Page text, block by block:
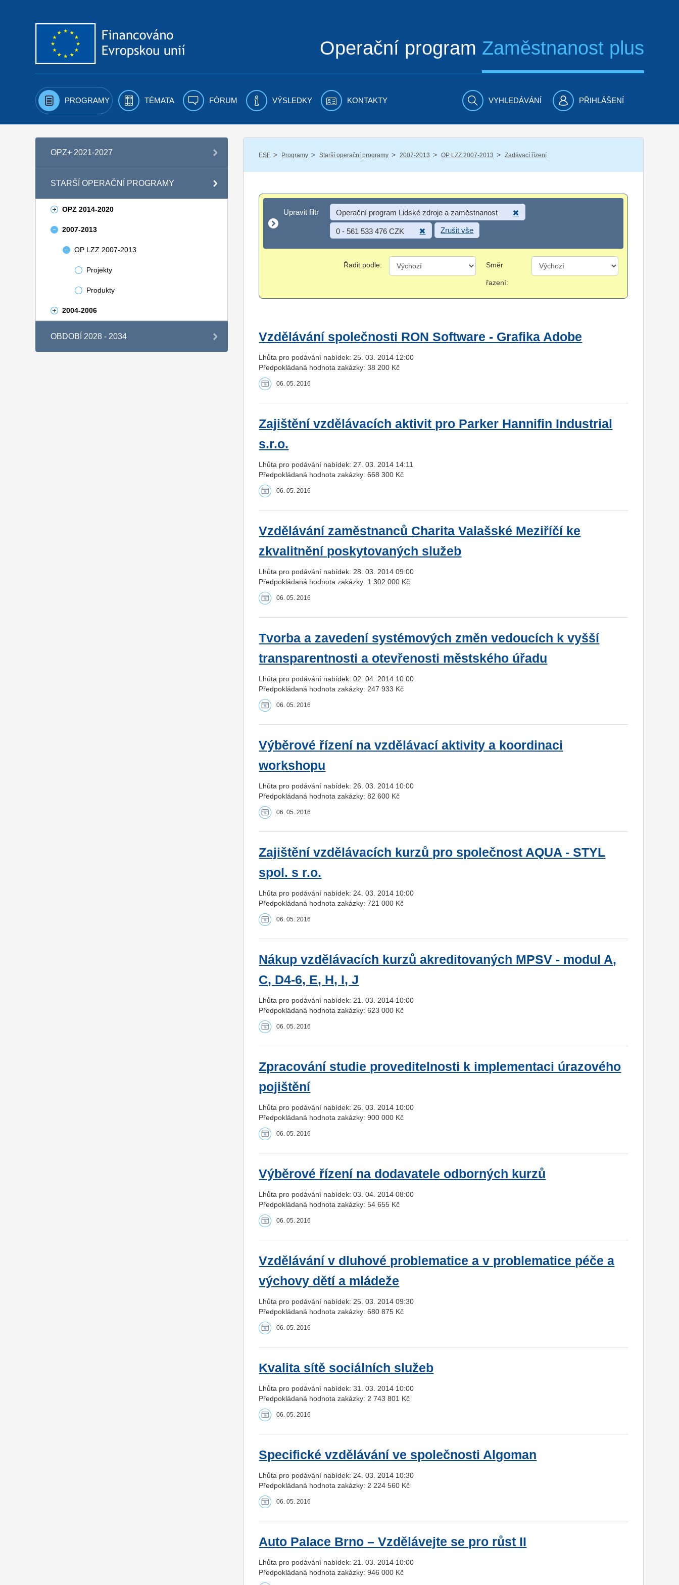
Operační program Zaměstnanost plus
PROGRAMY TÉMATA FÓRUM VÝSLEDKY KONTAKTY VYHLEDÁVÁNÍ PŘIHLÁŠENÍ
OPZ+ 2021-2027
STARŠÍ OPERAČNÍ PROGRAMY
OPZ 2014-2020
2007-2013
OP LZZ 2007-2013
Projekty
Produkty
2004-2006
OBDOBÍ 2028 - 2034
ESF / Programy / Starší operační programy / 2007-2013 / OP LZZ 2007-2013 / Zadávací řízení
Upravit filtr
Upravit filtr Operační program Lidské zdroje a zaměstnanost
0 - 561 533 476 CZK Zrušit vše
Řadit podle: Směr
řazení:
Vzdělávání společnosti RON Software - Grafika Adobe
Lhůta pro podávání nabídek: 25. 03. 2014 12:00
Předpokládaná hodnota zakázky: 38 200 Kč
06. 05. 2016
Zajištění vzdělávacích aktivit pro Parker Hannifin Industrial
s.r.o.
Lhůta pro podávání nabídek: 27. 03. 2014 14:11
Předpokládaná hodnota zakázky: 668 300 Kč
06. 05. 2016
Vzdělávání zaměstnanců Charita Valašské Meziříčí ke
zkvalitnění poskytovaných služeb
Lhůta pro podávání nabídek: 28. 03. 2014 09:00
Předpokládaná hodnota zakázky: 1 302 000 Kč
06. 05. 2016
Tvorba a zavedení systémových změn vedoucích k vyšší
transparentnosti a otevřenosti městského úřadu
Lhůta pro podávání nabídek: 02. 04. 2014 10:00
Předpokládaná hodnota zakázky: 247 933 Kč
06. 05. 2016
Výběrové řízení na vzdělávací aktivity a koordinaci
workshopu
Lhůta pro podávání nabídek: 26. 03. 2014 10:00
Předpokládaná hodnota zakázky: 82 600 Kč
06. 05. 2016
Zajištění vzdělávacích kurzů pro společnost AQUA - STYL
spol. s r.o.
Lhůta pro podávání nabídek: 24. 03. 2014 10:00
Předpokládaná hodnota zakázky: 721 000 Kč
06. 05. 2016
Nákup vzdělávacích kurzů akreditovaných MPSV - modul A,
C, D4-6, E, H, I, J
Lhůta pro podávání nabídek: 21. 03. 2014 10:00
Předpokládaná hodnota zakázky: 623 000 Kč
06. 05. 2016
Zpracování studie proveditelnosti k implementaci úrazového
pojištění
Lhůta pro podávání nabídek: 26. 03. 2014 10:00
Předpokládaná hodnota zakázky: 900 000 Kč
06. 05. 2016
Výběrové řízení na dodavatele odborných kurzů
Lhůta pro podávání nabídek: 03. 04. 2014 08:00
Předpokládaná hodnota zakázky: 54 655 Kč
06. 05. 2016
Vzdělávání v dluhové problematice a v problematice péče a
výchovy dětí a mládeže
Lhůta pro podávání nabídek: 25. 03. 2014 09:30
Předpokládaná hodnota zakázky: 680 875 Kč
06. 05. 2016
Kvalita sítě sociálních služeb
Lhůta pro podávání nabídek: 31. 03. 2014 10:00
Předpokládaná hodnota zakázky: 2 743 801 Kč
06. 05. 2016
Specifické vzdělávání ve společnosti Algoman
Lhůta pro podávání nabídek: 24. 03. 2014 10:30
Předpokládaná hodnota zakázky: 2 224 560 Kč
06. 05. 2016
Auto Palace Brno – Vzdělávejte se pro růst II
Lhůta pro podávání nabídek: 21. 03. 2014 10:00
Předpokládaná hodnota zakázky: 946 000 Kč